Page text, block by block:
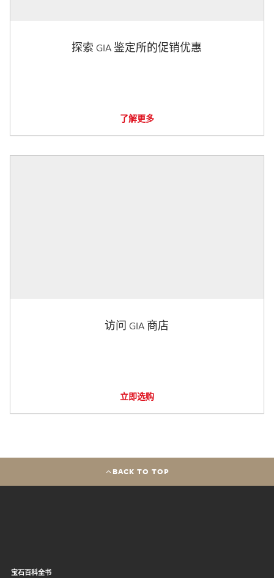
探索 GIA 鉴定所的促销优惠
了解更多
访问 GIA 商店
立即选购
BACK TO TOP
宝石百科全书